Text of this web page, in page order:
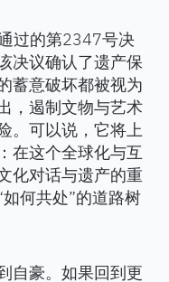
过的第2347号决
决议确认了遗产保
蓄意破坏都被视为
，遏制文物与艺术
。可以说，它将上
在这个全球化与互
化对话与遗产的重
何共处”的道路树
自豪。如果回到更